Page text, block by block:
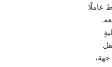
عاملًا